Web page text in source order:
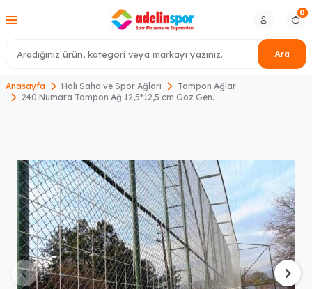
Ara
0
Anasayfa Halı Saha ve Spor Ağları
Tampon Ağlar
240 Numara Tampon Ağ 12,5*12,5 cm Göz Gen.